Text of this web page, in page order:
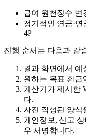
급여 원천징수 변
정기적인 연금·
4P
진행 순서는 다음과 같
결과 화면에서 예
원하는 목표 환급
계산기가 제시한
다.
사전 작성된 양식
개인정보, 신고
우 서명합니다.